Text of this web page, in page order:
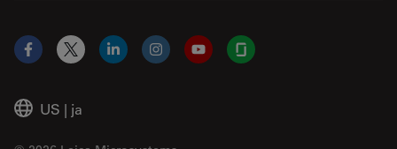
US | ja
Facebook
X LinkedInInstagramYouTubeGlassdoor